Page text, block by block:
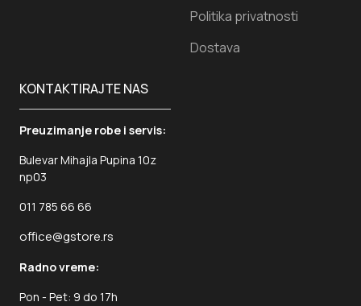
Politika privatnosti
Dostava
KONTAKTIRAJTE NAS
Preuzimanje robe i servis:
Bulevar Mihajla Pupina 10z
np03
011 785 66 66
office@gstore.rs
Radno vreme:
Pon - Pet: 9 do 17h